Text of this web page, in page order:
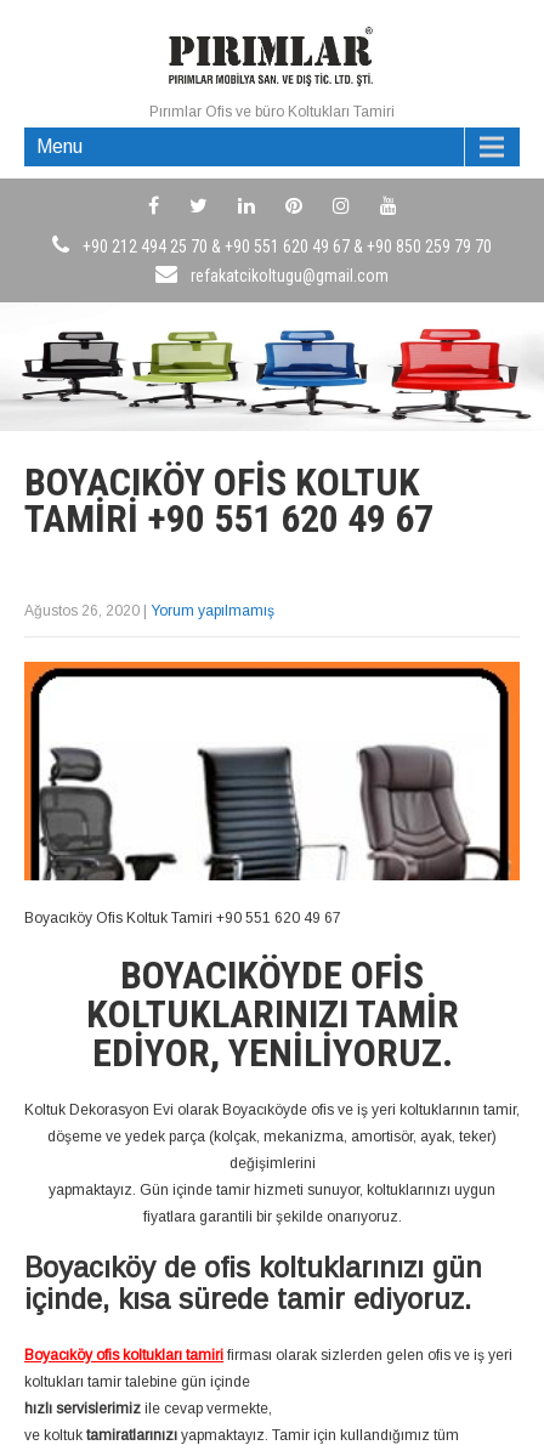
Pırımlar Ofis ve büro Koltukları Tamiri
Menu
+90 212 494 25 70 & +90 551 620 49 67 & +90 850 259 79 70
refakatcikoltugu@gmail.com
BOYACIKÖY OFIS KOLTUK
TAMIRI +90 551 620 49 67
Ağustos 26, 2020 | Yorum yapılmamış
Boyacıköy Ofis Koltuk Tamiri +90 551 620 49 67
BOYACIKÖYDE OFIS
KOLTUKLARINIZI TAMIR
EDIYOR, YENILIYORUZ.
Koltuk Dekorasyon Evi olarak Boyacıköyde ofis ve iş yeri koltuklarının tamir,
döşeme ve yedek parça (kolçak, mekanizma, amortisör, ayak, teker)
değişimlerini
yapmaktayız. Gün içinde tamir hizmeti sunuyor, koltuklarınızı uygun
fiyatlara garantili bir şekilde onarıyoruz.
Boyacıköy de ofis koltuklarınızı gün
içinde, kısa sürede tamir ediyoruz.
Boyacıköy ofis koltukları tamiri firması olarak sizlerden gelen ofis ve iş yeri
koltukları tamir talebine gün içinde
hızlı servislerimiz ile cevap vermekte,
ve koltuk tamiratlarınızı yapmaktayız. Tamir için kullandığımız tüm